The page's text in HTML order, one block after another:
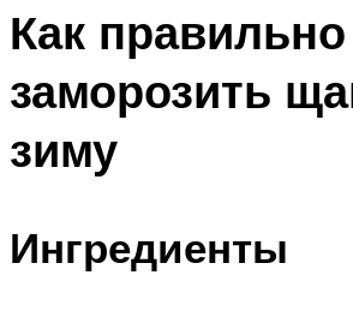
Как правильно
заморозить
зиму
Ингредиенты